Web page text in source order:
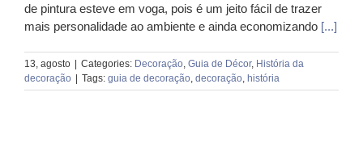
de pintura esteve em voga, pois é um jeito fácil de trazer
mais personalidade ao ambiente e ainda economizando [...]
13, agosto | Categories: Decoração Guia de Décor, História da
decoração | Tags: guia de decoração decoração história